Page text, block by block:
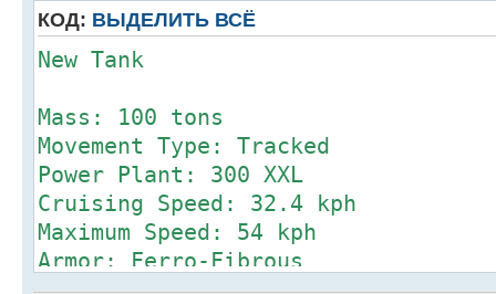
КОД: ВЫДЕЛИТЬ ВСЁ
New Tank
Mass: 100 tons
Movement Type: Tracked
Power Plant: 300 XXL
Cruising Speed: 32.4 kph
Maximum Speed: 54 kph
Armor: Ferro-Fibrous